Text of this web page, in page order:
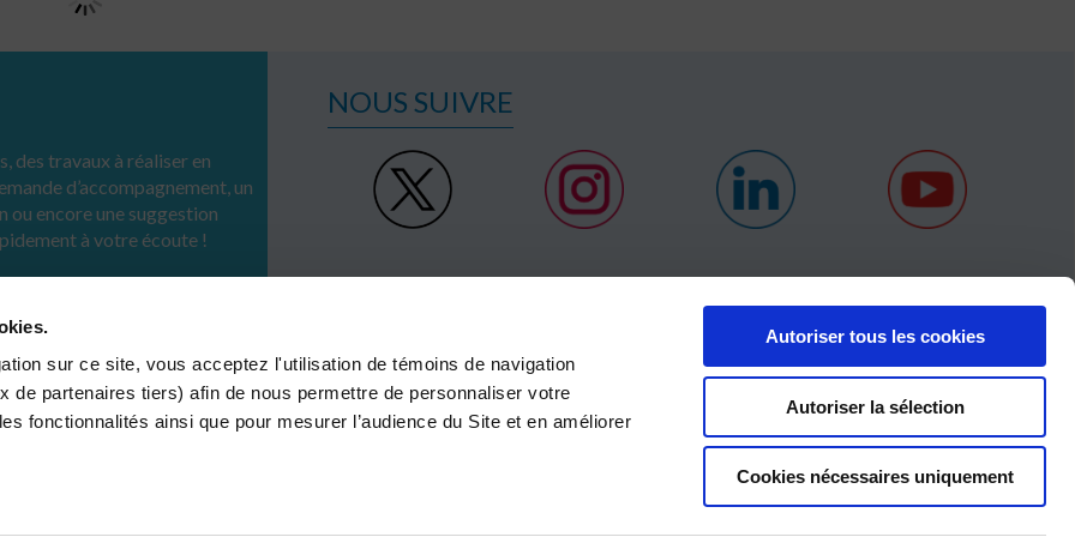
sur ce site, vous acceptez l'utilisation de témoins de navigation
de partenaires tiers) afin de nous permettre de personnaliser votre
fonctionnalités ainsi que pour mesurer l’audience du Site et en améliorer
Autoriser tous les cookies
Autoriser la sélection
Cookies nécessaires uniquement
des travaux à réaliser en
d’accompagnement, un
ou encore une suggestion
à votre écoute !
NOUS SUIVRE
MÉTIERS
Infrastructures
OFFRES &
SOLUTIONS
Collectivités territoriales
RSE
INNOVATION ACTUALITÉS